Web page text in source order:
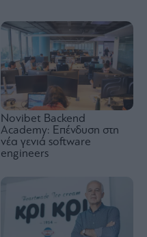
Novibet Backend
Academy: Επένδυση στη
νέα γενιά software
engineers